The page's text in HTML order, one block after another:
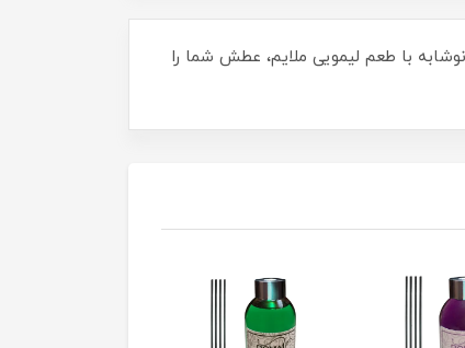
خاص شما. این نوشابه با طعم لیمویی ملایم، عطش شما را